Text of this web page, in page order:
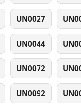
UN0027
UN0044
UN0072
UN0092